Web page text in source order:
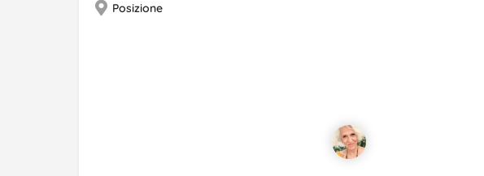
Posizione